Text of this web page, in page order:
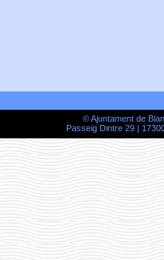
© Ajuntament de
Passeig Dintre 29 |